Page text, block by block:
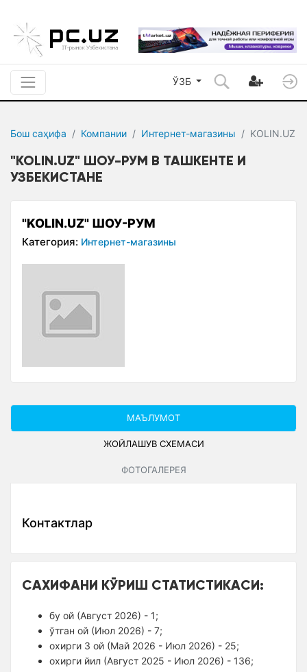
ЎЗБ
Бош саҳифа Компании Интернет-магазины KOLIN.UZ
"KOLIN.UZ" ШОУ-РУМ В ТАШКЕНТЕ И
УЗБЕКИСТАНЕ
"KOLIN.UZ" ШОУ-РУМ
Категория: Интернет-магазины
МАЪЛУМОТ
ЖОЙЛАШУВ СXЕМАСИ
ФОТОГАЛЕРЕЯ
Контактлар
САХИФАНИ КЎРИШ СТАТИСТИКАСИ:
бу ой (Август 2026) - 1;
ўтган ой (Июл 2026) - 7;
оxирги 3 ой (Май 2026 - Июл 2026) - 25;
оxирги йил (Август 2025 - Июл 2026) - 136;